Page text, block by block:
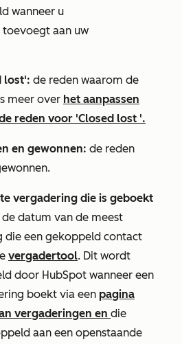
wanneer u
aan uw
lost': de reden waarom de
meer over het aanpassen
reden voor 'Closed lost '.
en gewonnen: de reden
vergadering die is geboekt
de datum van de meest
die een gekoppeld contact
vergadertool. Dit wordt
door HubSpot wanneer een
boekt via een pagina
vergaderingen en die
aan een openstaande